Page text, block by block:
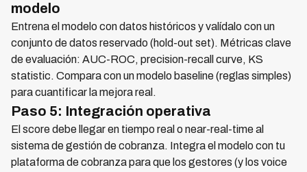
modelo
Entrena el modelo con datos históricos y valídalo con un
conjunto de datos reservado (hold-out set). Métricas clave
de evaluación: AUC-ROC, precision-recall curve, KS
statistic. Compara con un modelo baseline (reglas simples)
para cuantificar la mejora real.
Paso 5: Integración operativa
El score debe llegar en tiempo real o near-real-time al
sistema de gestión de cobranza. Integra el modelo con tu
plataforma de cobranza para que los gestores (y los voice